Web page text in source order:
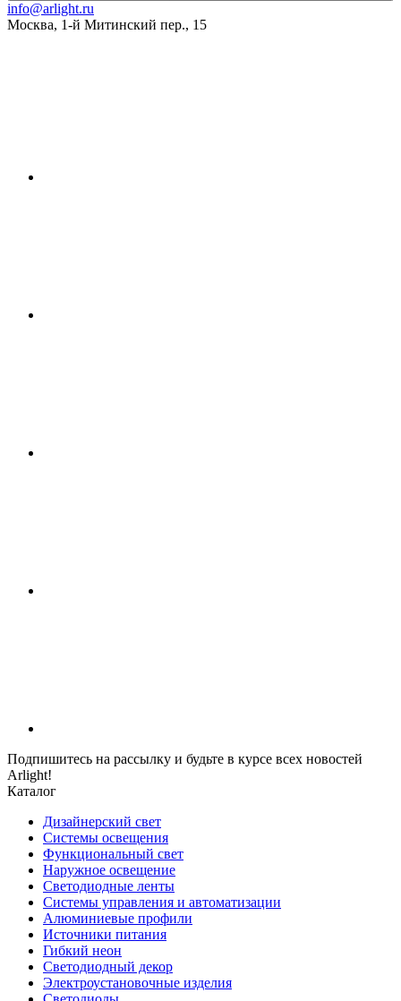
info@arlight.ru
Москва, 1-й Митинский пер., 15
Подпишитесь на рассылку и будьте в курсе всех новостей
Arlight!
Каталог
Дизайнерский свет
Системы освещения
Функциональный свет
Наружное освещение
Светодиодные ленты
Системы управления и автоматизации
Алюминиевые профили
Источники питания
Гибкий неон
Светодиодный декор
Электроустановочные изделия